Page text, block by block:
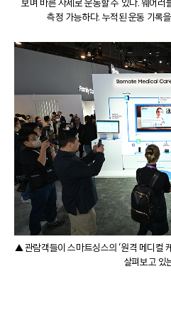
보며 바른 자세로 운동할 수 있다. 웨어러
측정 가능하다. 누적된 운동 기록
▲ 관람객들이 스마트싱스의 ‘원격 메디
살펴보고 있